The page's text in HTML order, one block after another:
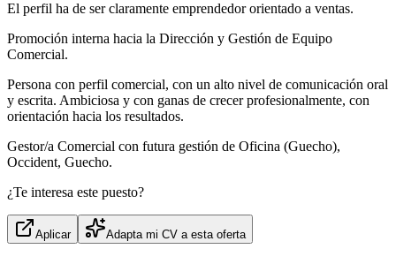
El perfil ha de ser claramente emprendedor orientado a ventas.
Promoción interna hacia la Dirección y Gestión de Equipo
Comercial.
Persona con perfil comercial, con un alto nivel de comunicación oral
y escrita. Ambiciosa y con ganas de crecer profesionalmente, con
orientación hacia los resultados.
Gestor/a Comercial con futura gestión de Oficina (Guecho),
Occident, Guecho.
¿Te interesa este puesto?
Aplicar Adapta mi CV a esta oferta